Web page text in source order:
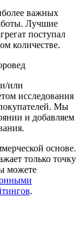
важных
Лучшие
поступал
количестве.
или
исследования
Мы
и добавляем
основе.
только точку
можете
.